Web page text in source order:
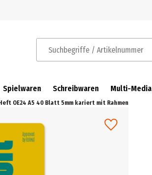
Suchbegriffe / Artikelnummer
Spielwaren Schreibwaren Multi-Media
OE24 A5 40 Blatt 5mm kariert mit Rahmen